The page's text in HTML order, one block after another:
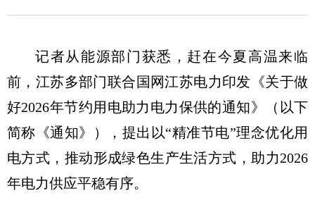
记者从能源部门获悉，赶在今夏高温来临
前，江苏多部门联合国网江苏电力印发《关于做
好2026年节约用电助力电力保供的通知》（以下
简称《通知》），提出以“精准节电”理念优化用
电方式，推动形成绿色生产生活方式，助力2026
年电力供应平稳有序。